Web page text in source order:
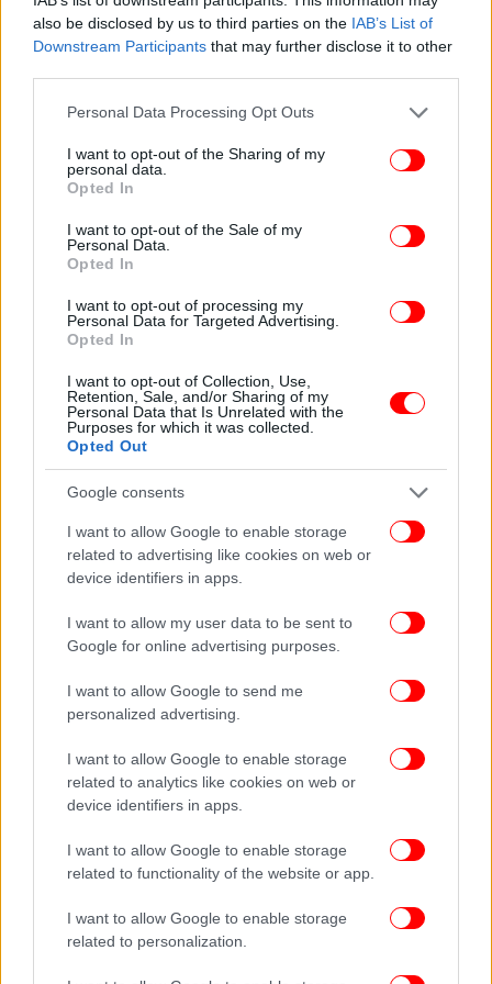
also be disclosed by us to third parties on the IAB’s List of
Downstream Participants that may further disclose it to other
Please note that this website/app uses one or more Google
not limited to your visit or usage behaviour. You may click to
grant or deny consent to Google and its third-party tags to
use your data for below specified purposes in below Google
consent section.
Personal Data Processing Opt Outs
I want to opt-out of the Sharing of my
personal data.
Opted In
I want to opt-out of the Sale of my
Personal Data.
Opted In
I want to opt-out of processing my
Personal Data for Targeted Advertising.
Opted In
I want to opt-out of Collection, Use,
Retention, Sale, and/or Sharing of my
Personal Data that Is Unrelated with the
Purposes for which it was collected.
Opted Out
Google consents
I want to allow Google to enable storage
related to advertising like cookies on web or
device identifiers in apps.
I want to allow my user data to be sent to
Google for online advertising purposes.
I want to allow Google to send me
personalized advertising.
I want to allow Google to enable storage
related to analytics like cookies on web or
device identifiers in apps.
I want to allow Google to enable storage
related to functionality of the website or app.
I want to allow Google to enable storage
related to personalization.
σύζυγός μου και οι φίλοι μου μου λένε ότι μποιάζω
και 10 χρόνια νεότερη. Ποιός δεν θα ήθελε να έχει
τέτοια αποτελέσματα με τόσο λίγη προσπάθεια;,
καταλήγει.
Ανέβασε και φωτογραφίες από κάθε εβδομάδα
προσπάθειας:
Στη 2η εβδομάδα του πειράματος: